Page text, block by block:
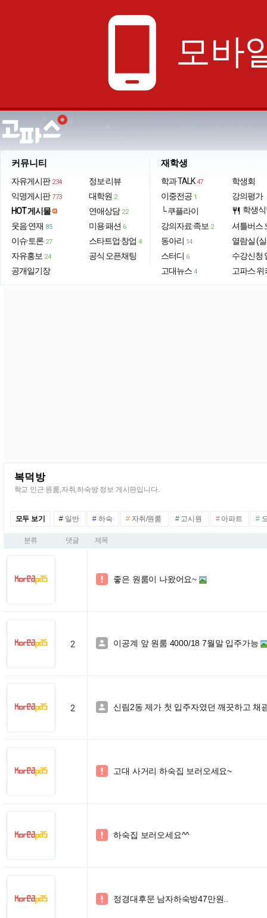
phone_android 모바
커뮤니티
자유게시판 234
익명게시판 773
HOT 게시물
웃음·연재 85
이슈·토론 27
자유홍보 24
공개일기장
정보·리뷰
대학원 2
연애상담 22
미용·패션 6
스타트업·창업 4
공식 오픈채팅
재학생
학과 TALK 47
이중전공 1
└ 쿠플라이
강의자료·족보 2
동아리 14
스터디 6
고대뉴스 4
학생회
강의평가
restaurant 학생
셔틀버스
열람실 (
수강신청
고파스 위
복덕방
학교 인근 원룸,자취,하숙방 정보 게시판입니다.
모두 보기 # 일반 # 하숙 # 자취/원룸 #고시원 #아파트 #
분류 댓글 제목
 좋은 원룸이 나왔어요~
2  이공계 앞 원룸 4000/18 7월말 입주가능
2  신림2동 제가 첫 입주자였던 깨끗하고 채
 고대 사거리 하숙집 보러오세요~
 하숙집 보러오세요^^
 정경대후문 남자하숙방47만원..